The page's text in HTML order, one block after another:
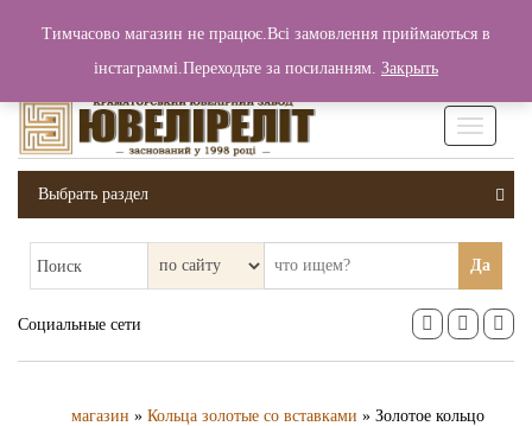
Вход / Регистрация 0 грн.
Выбрать раздел
Поиск Да
Социальные сети
магазин » Кольца золотые со вставками » Золотое кольцо
Тимчасово магазин не працює.Всі замовлення приймаються в
інстаграммі.Переходьте за посиланням. Закрыть